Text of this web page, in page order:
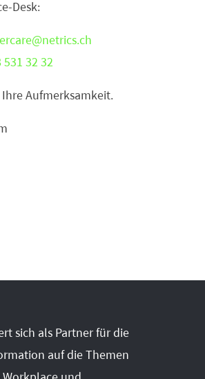
Desk:
531 32 32
Aufmerksamkeit.
sich als Partner für die
auf die Themen